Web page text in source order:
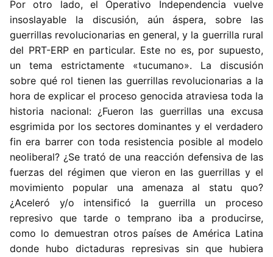
Por otro lado, el Operativo Independencia vuelve
insoslayable la discusión, aún áspera, sobre las
guerrillas revolucionarias en general, y la guerrilla rural
del PRT-ERP en particular. Este no es, por supuesto,
un tema estrictamente «tucumano». La discusión
sobre qué rol tienen las guerrillas revolucionarias a la
hora de explicar el proceso genocida atraviesa toda la
historia nacional: ¿Fueron las guerrillas una excusa
esgrimida por los sectores dominantes y el verdadero
fin era barrer con toda resistencia posible al modelo
neoliberal? ¿Se trató de una reacción defensiva de las
fuerzas del régimen que vieron en las guerrillas y el
movimiento popular una amenaza al statu quo?
¿Aceleró y/o intensificó la guerrilla un proceso
represivo que tarde o temprano iba a producirse,
como lo demuestran otros países de América Latina
donde hubo dictaduras represivas sin que hubiera